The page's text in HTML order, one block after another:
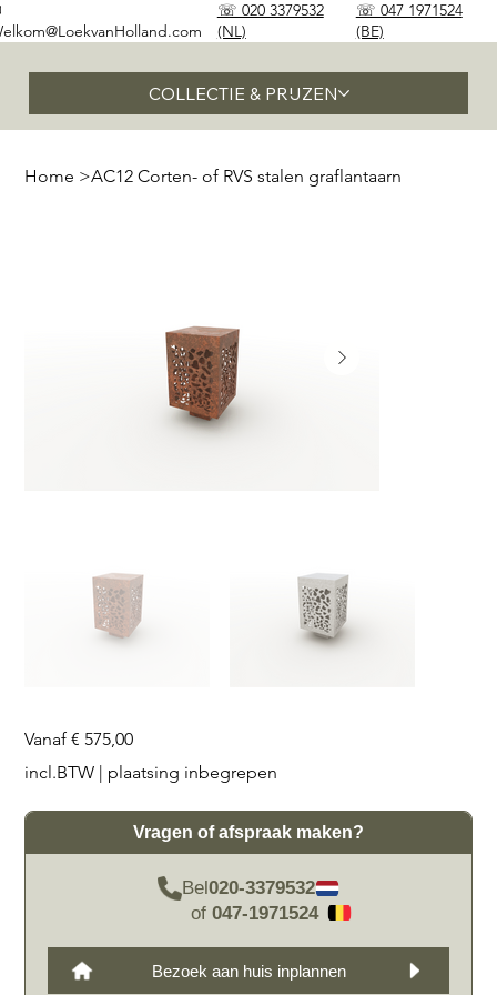
COLLECTIE & PRIJZEN
☏ 020 3379532
(NL)
☏ 047 1971524
(BE)
Home >AC12 Corten- of RVS stalen graflantaarn
Vanaf Prijs
€ 575,00
incl.BTW
plaatsing inbegrepen
Vragen of afspraak maken?
Bel020-3379532
of 047-1971524
Bezoek aan huis inplannen